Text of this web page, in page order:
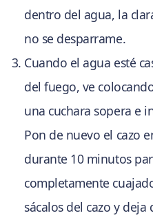
dentro del agua, la
no se desparrame.
Cuando el agua esté
del fuego, ve
una cuchara sopera e
Pon de nuevo el cazo
durante 10 minutos
completamente
sácalos del cazo y deja